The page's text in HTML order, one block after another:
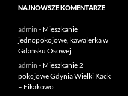
NAJNOWSZE KOMENTARZE
admin - Mieszkanie
jednopokojowe, kawalerka w
Gdańsku Osowej
admin - Mieszkanie 2
pokojowe Gdynia Wielki Kack
– Fikakowo